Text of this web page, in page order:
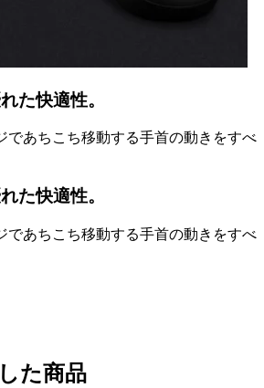
た快適性。
であちこち移動する手首の動きをすべ
た快適性。
であちこち移動する手首の動きをすべ
た商品